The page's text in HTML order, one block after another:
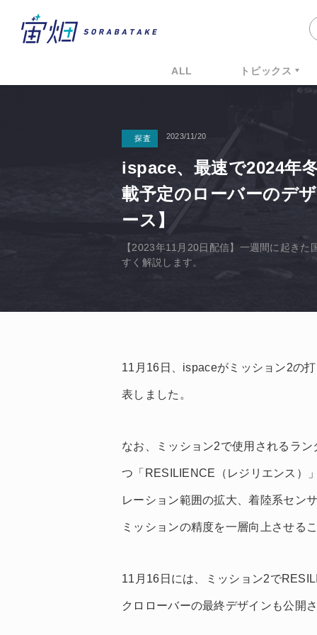
ALL トピックス
探査 2023/11/20
ispace、最速で2024年
載予定のローバーのデ
ース】
【2023年11月20日配信】一週間に起き
すく解説します。
11月16日、ispaceがミッション2の
表しました。
なお、ミッション2で使用されるラ
つ「RESILIENCE（レジリエンス）
レーション範囲の拡大、着陸系セン
ミッションの精度を一層向上させる
11月16日には、ミッション2で
クロローバーの最終デザインも公開